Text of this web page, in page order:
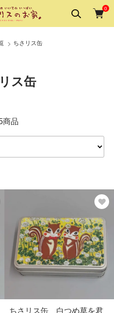
0
ちさリス缶
ス缶
商品
ちさリス缶 白つめ草を君